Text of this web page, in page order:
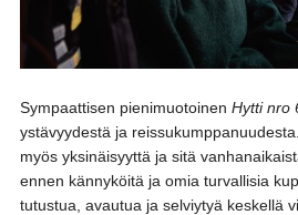
Sympaattisen pienimuotoinen Hytti nro
ystävyydestä ja
myös yksinäisyyttä ja sitä
ennen kännyköitä ja omia turvallisia
tutustua, avautua ja selviytyä keskellä